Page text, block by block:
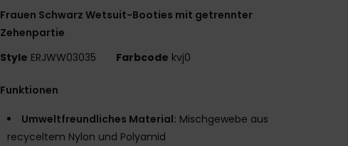
Frauen Schwarz Wetsuit-Booties mit getrennter
Zehenpartie
Style ERJWW03035 Farbcode kvj0
Funktionen
Umweltfreundliches Material: Mischgewebe aus
recyceltem Nylon und Polyamid